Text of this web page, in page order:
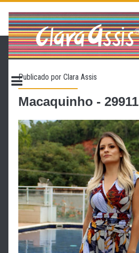
PÁGINA INICIAL
LOJA VIRTUAL
CONTATO
PROMOÇÃO
Publicado porClara Assis
Macaquinho - 29911